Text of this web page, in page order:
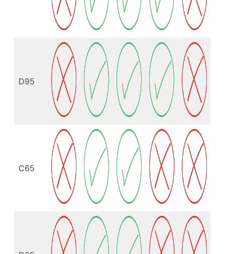
D95
C65